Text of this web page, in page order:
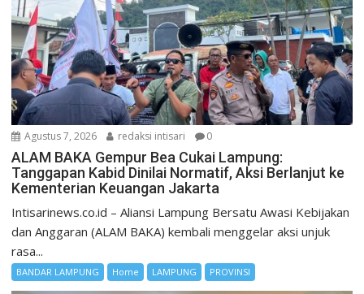
Agustus 7, 2026 redaksi intisari 0
ALAM BAKA Gempur Bea Cukai Lampung:
Tanggapan Kabid Dinilai Normatif, Aksi Berlanjut ke
Kementerian Keuangan Jakarta
Intisarinews.co.id – Aliansi Lampung Bersatu Awasi Kebijakan
dan Anggaran (ALAM BAKA) kembali menggelar aksi unjuk
rasa...
BANDAR LAMPUNG Home LAMPUNG PROVINSI